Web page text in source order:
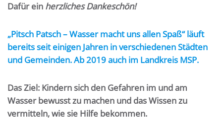
Dafür ein herzliches Dankeschön!
„Pitsch Patsch – Wasser macht uns allen Spaß“ läuft
bereits seit einigen Jahren in verschiedenen Städten
und Gemeinden. Ab 2019 auch im Landkreis MSP.
Das Ziel: Kindern sich den Gefahren im und am
Wasser bewusst zu machen und das Wissen zu
vermitteln, wie sie Hilfe bekommen.